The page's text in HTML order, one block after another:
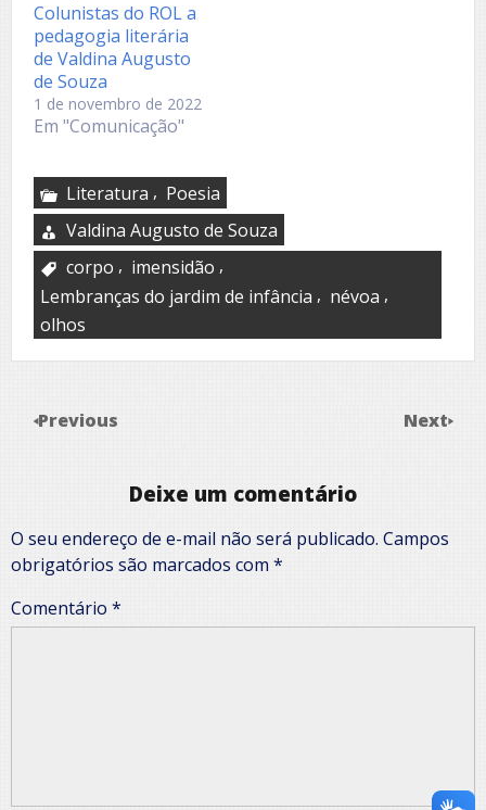
Colunistas do ROL a
pedagogia literária
de Valdina Augusto
de Souza
1 de novembro de 2022
Em "Comunicação"
Literatura , Poesia
Valdina Augusto de Souza
corpo , imensidão ,
Lembranças do jardim de infância , névoa ,
olhos
Previous Next
Deixe um comentário
O seu endereço de e-mail não será publicado. Campos
obrigatórios são marcados com *
Comentário *